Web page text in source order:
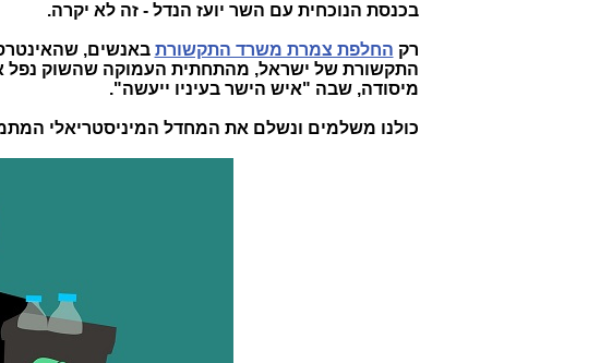
בכנסת הנוכחית עם השר יועז הנדל - זה לא יקרה.
רק החלפת צמרת משרד התקשורת באנשים, שהאינטרס
התקשורת של ישראל, מהתחתית העמוקה שהשוק נפל
מיסודה, שבה "איש הישר בעיניו ייעשה".
כולנו משלמים ונשלם את המחדל המיניסטריאלי